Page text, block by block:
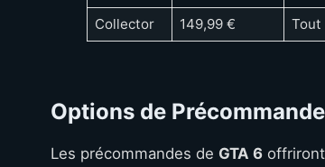
Collector
149,99 € Tout
Options de
Les précommandes de GTA 6